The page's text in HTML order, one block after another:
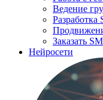
Ведение
Разработка
Заказать
Нейросети